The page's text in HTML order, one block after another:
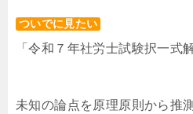
ついでに見たい
「令和７年社労士試験択一式
未知の論点を原理原則から推